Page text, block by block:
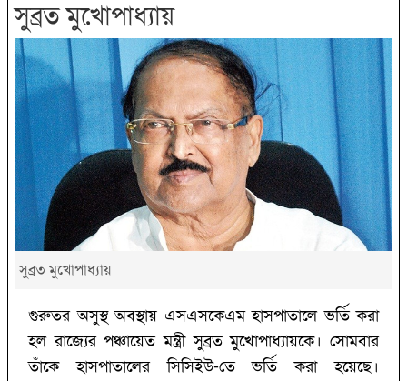
সুব্রত মুখোপাধ্যায়
সুব্রত মুখোপাধ্যায়
গুরুতর অসুস্থ অবস্থায় এসএসকেএম হাসপাতালে ভর্তি করা
হল রাজ্যের পঞ্চায়েত মন্ত্রী সুব্রত মুখোপাধ্যায়কে। সোমবার
তাঁকে হাসপাতালের সিসিইউ-তে ভর্তি করা হয়েছে।